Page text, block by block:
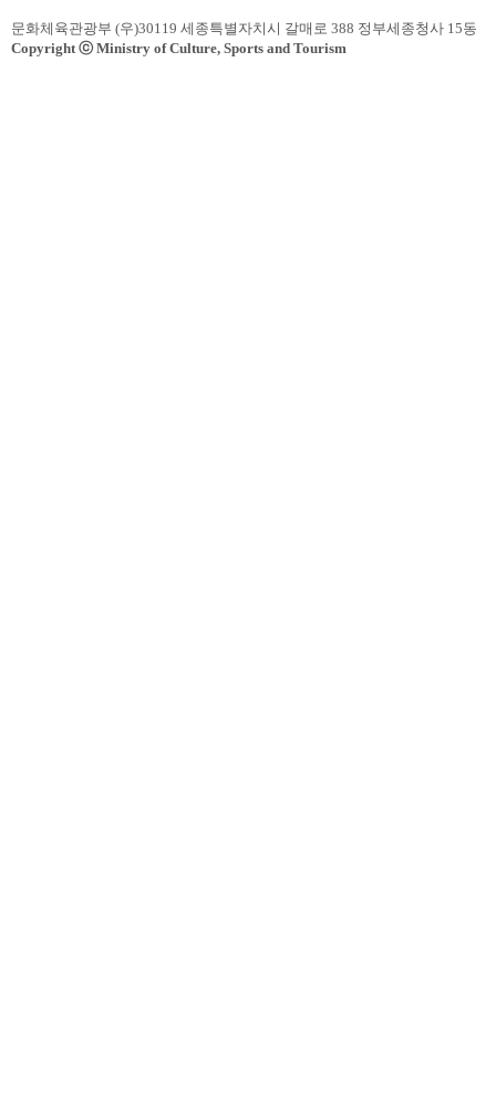
문화체육관광부 (우)30119 세종특별자치시 갈매로 388 정부세종청사 15동
Copyright ⓒ Ministry of Culture, Sports and Tourism